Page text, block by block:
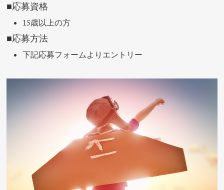
■応募資格
15歳以上の方
■応募方法
下記応募フォームよりエントリー